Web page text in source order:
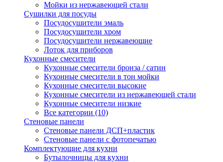
Мойки из нержавеющей стали
Сушилки для посуды
Посудосушители эмаль
Посудосушители хром
Посудосушители нержавеющие
Лоток для приборов
Кухонные смесители
Кухонные смесители бронза / сатин
Кухонные смесители в тон мойки
Кухонные смесители высокие
Кухонные смесители из нержавеющей стали
Кухонные смесители низкие
Все категории (10)
Стеновые панели
Стеновые панели ДСП+пластик
Стеновые панели с фотопечатью
Комплектующие для кухни
Бутылочницы для кухни